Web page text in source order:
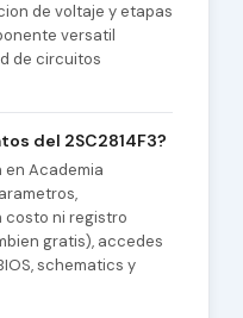
de voltaje y etapas
versatil
de circuitos
del 2SC2814F3?
en Academia
costo ni registro
gratis), accedes
schematics y